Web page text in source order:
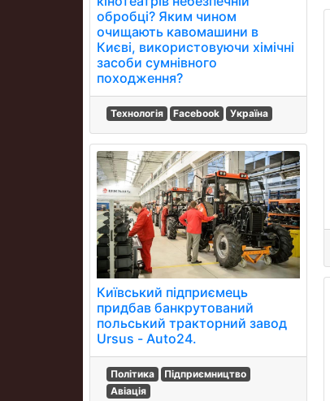
обробці? Яким чином
очищають кавомашини в
Києві, використовуючи хімічні
засоби сумнівного
походження?
Технологія Facebook Україна
Київський підприємець
придбав банкрутований
польський тракторний завод
Ursus - Auto24.
Політика
Підприємництво
Авіація